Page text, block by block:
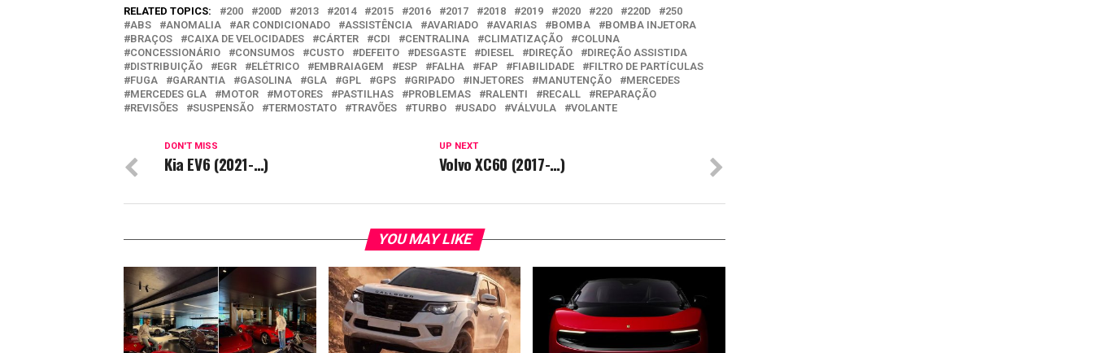
RELATED TOPICS: 200 200D 2013 2014 2015 2016 2017 2018 2019 2020 220 220D
250
ABS
ANOMALIA AR CONDICIONADO ASSISTÊNCIA AVARIADO AVARIAS BOMBA
BOMBA INJETORA
BRAÇOS
CAIXA DE VELOCIDADES CÁRTER CDI CENTRALINA CLIMATIZAÇÃO
COLUNA
CONCESSIONÁRIO
CONSUMOS CUSTO DEFEITO DESGASTE DIESEL DIREÇÃO
DIREÇÃO ASSISTIDA
DISTRIBUIÇÃO
EGR ELÉTRICO EMBRAIAGEM ESP FALHA FAP FIABILIDADE
FILTRO DE PARTÍCULAS
FUGA
GARANTIA GASOLINA GLA GPL GPS GRIPADO INJETORES MANUTENÇÃO
MERCEDES
MERCEDES GLA
MOTOR MOTORES PASTILHAS PROBLEMAS RALENTI RECALL
REPARAÇÃO
REVISÕES
SUSPENSÃO TERMOSTATO TRAVÕES TURBO USADO VÁLVULA VOLANTE
UP NEXT
Volvo XC60 (2017-…)
DON'T MISS
Kia EV6 (2021-…)
YOU MAY LIKE